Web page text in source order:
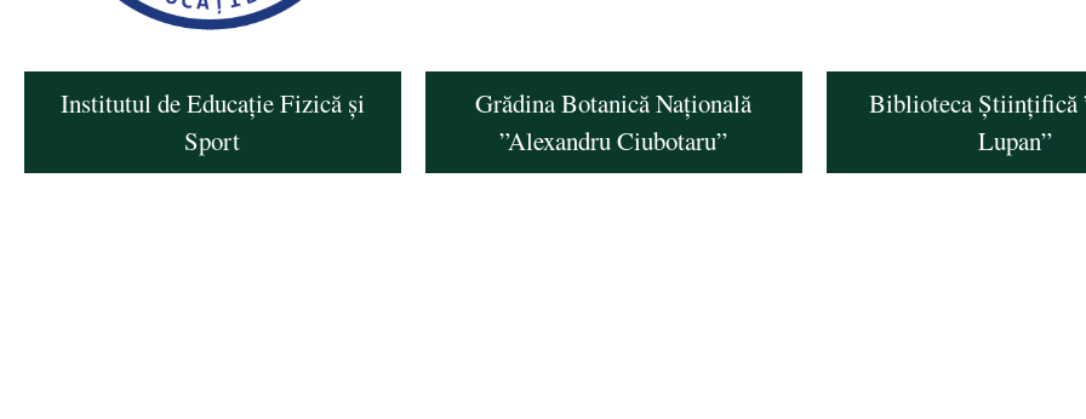
Institutul de Educație Fizică și
Sport
Grădina Botanică Națională
”Alexandru Ciubotaru”
Biblioteca Științifică
Lupan”